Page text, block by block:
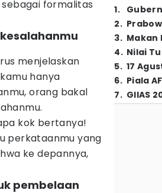
formalitas
menjelaskan
hanya
orang bakal
kok bertanya!
perkataanmu yang
ke depannya,
pembelaan
1.
2.
3. Makan
4. Nilai
5. 17
6. Piala
7. GIIAS